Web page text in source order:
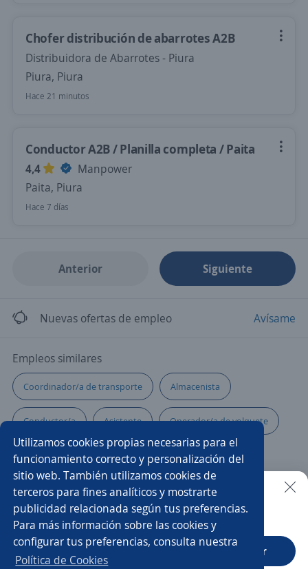
Chofer distribución de abarrotes A2B
Distribuidora de Abarrotes - Piura
Piura, Piura
Hace 21 minutos
Conductor A2B / Planilla completa / Paita
4,4
Manpower
Paita, Piura
Hace 7 días
Anterior Siguiente
Nuevas ofertas de empleo Avísame
Empleos similares
Coordinador/a de transporte Almacenista
Conductor/a Asistente Operador/a de volquete
Supervisor/a de operaciones
Chóferes con licencia vigente Chófer asistente
Chófer Auxiliar de distribución Auxiliar operativo
Chófer de transporte de personal
Buscar es más fácil en la app
CT App Abrir
Utilizamos cookies propias necesarias para el
funcionamiento correcto y personalización del
sitio web. También utilizamos cookies de
terceros para fines analíticos y mostrarte
publicidad relacionada según tus preferencias.
Para más información sobre las cookies y
configurar tus preferencias, consulta nuestra
Política de Cookies